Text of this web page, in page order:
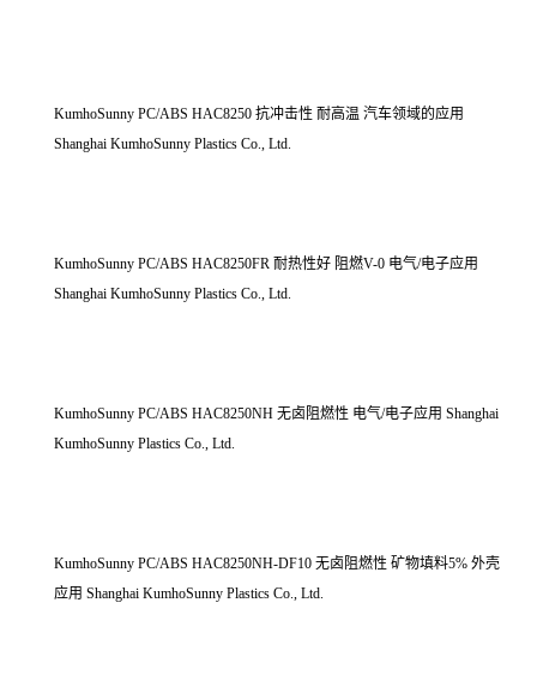
KumhoSunny PC/ABS HAC8250 抗冲击性 耐高温 汽车领域的应用
Shanghai KumhoSunny Plastics Co., Ltd.
KumhoSunny PC/ABS HAC8250FR 耐热性好 阻燃V-0 电气/电子应用
Shanghai KumhoSunny Plastics Co., Ltd.
KumhoSunny PC/ABS HAC8250NH 无卤阻燃性 电气/电子应用 Shanghai
KumhoSunny Plastics Co., Ltd.
KumhoSunny PC/ABS HAC8250NH-DF10 无卤阻燃性 矿物填料5% 外壳
应用 Shanghai KumhoSunny Plastics Co., Ltd.